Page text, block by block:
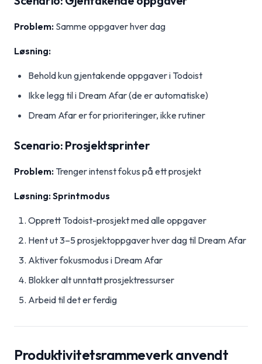
Problem: Samme oppgaver hver dag
Løsning:
Behold kun gjentakende oppgaver i Todoist
Ikke legg til i Dream Afar (de er automatiske)
Dream Afar er for prioriteringer, ikke rutiner
Scenario: Prosjektsprinter
Problem: Trenger intenst fokus på ett prosjekt
Løsning: Sprintmodus
Opprett Todoist-prosjekt med alle oppgaver
Hent ut 3–5 prosjektoppgaver hver dag til Dream Afar
Aktiver fokusmodus i Dream Afar
Blokker alt unntatt prosjektressurser
Arbeid til det er ferdig
Produktivitetsrammeverk anvendt